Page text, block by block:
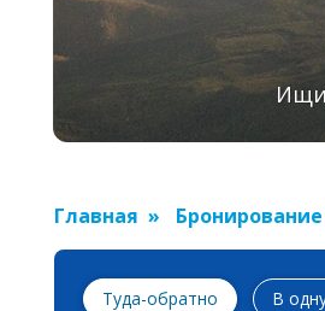
Главная
Туда-обратно В